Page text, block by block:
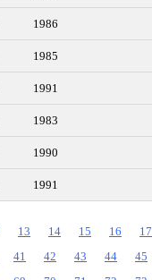
1986
1985
1991
1983
1990
1991
13 14 15 16 17
41 42 43 44 45